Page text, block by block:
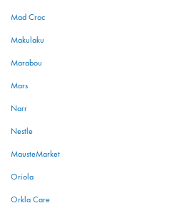
Mad Croc
Makulaku
Marabou
Mars
Narr
Nestle
MausteMarket
Oriola
Orkla Care